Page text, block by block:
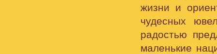
жизни и
чудесных
радостью
маленькие